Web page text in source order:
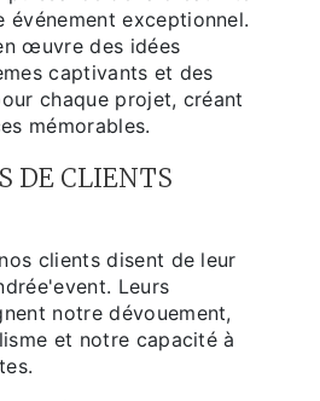
événement exceptionnel.
œuvre des idées
captivants et des
chaque projet, créant
mémorables.
DE CLIENTS
clients disent de leur
Leurs
notre dévouement,
et notre capacité à